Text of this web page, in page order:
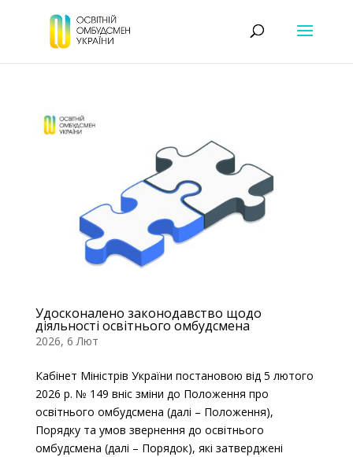
Удосконалено законодавство щодо
діяльності освітнього омбудсмена
2026, 6 Лют
Кабінет Міністрів України постановою від 5 лютого
2026 р. № 149 вніс зміни до Положення про
освітнього омбудсмена (далі – Положення),
Порядку та умов звернення до освітнього
омбудсмена (далі – Порядок), які затверджені